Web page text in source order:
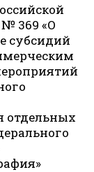
№ 369 «О
субсидий
отдельных